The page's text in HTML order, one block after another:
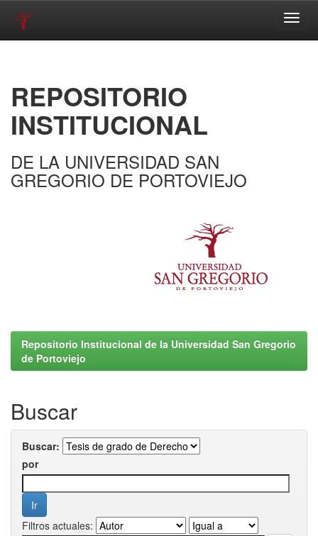
REPOSITORIO
INSTITUCIONAL
DE LA UNIVERSIDAD SAN
GREGORIO DE PORTOVIEJO
Repositorio Institucional de la Universidad San Gregorio
de Portoviejo
Buscar
Buscar:
por
Filtros actuales: